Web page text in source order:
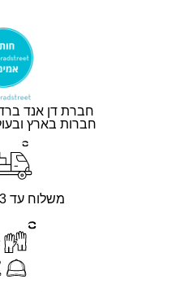
חברת דן אנד
חברות בארץ
משלוח עד 3 ימי עסקים